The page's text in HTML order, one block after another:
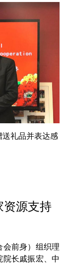
礼品并表达感
源支持
会前身）组织理
长戚振宏、中